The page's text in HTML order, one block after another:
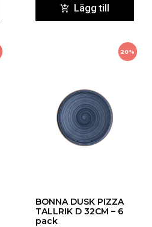
Lägg till
20%
BONNA DUSK PIZZA
TALLRIK D 32CM – 6
pack